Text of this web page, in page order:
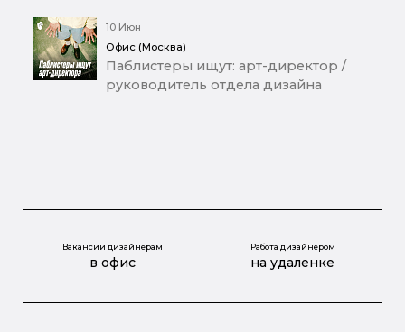
10 Июн
Офис (Москва)
Паблистеры ищут: арт-директор /
руководитель отдела дизайна
Вакансии дизайнерам
в офис
Работа дизайнером
на удаленке